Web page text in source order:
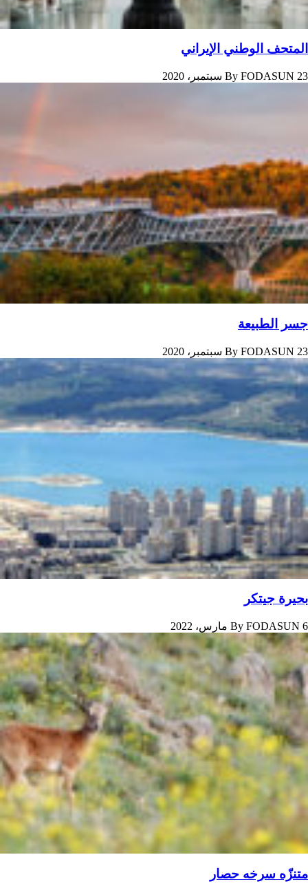
المتحف الوطني الإيراني
By FODASUN 23 سبتمبر، 2020
جسر الطبیعة
By FODASUN 23 سبتمبر، 2020
بحيرة جیتکر
By FODASUN 6 مارس، 2022
متنزّه سرخه حصار